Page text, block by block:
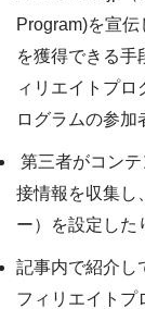
Program)を宣
を獲得できる手
ィリエイトプ
ログラムの参加
第三者がコン
接情報を収集し
ー）を設定した
記事内で紹介し
フィリエイトプ